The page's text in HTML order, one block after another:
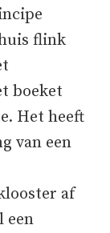
flink
boeket
Het heeft
van een
af
een